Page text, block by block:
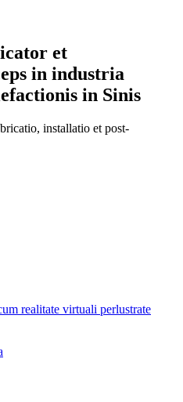
et
in industria
in Sinis
installatio et post-
realitate virtuali perlustrate